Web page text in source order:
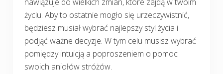
życiu. Aby to ostatnie mogło się urzeczywistnić,
będziesz musiał wybrać najlepszy styl życia i
podjąć ważne decyzje. W tym celu musisz wybrać
pomiędzy intuicją a poproszeniem o pomoc
swoich aniołów stróżów.